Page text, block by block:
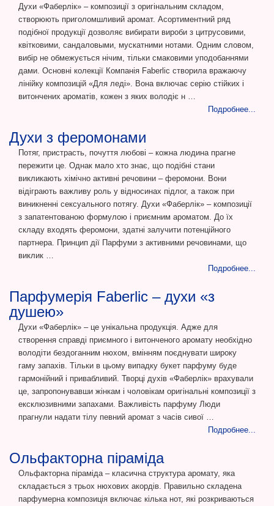
Духи «Фаберлік» – композиції з оригінальним складом,
створюють приголомшливий аромат. Асортиментний ряд
подібної продукції дозволяє вибирати вироби з цитрусовими,
квітковими, сандаловыми, мускатними нотами. Одним словом,
вибір не обмежується нічим, тільки смаковими уподобаннями
дами. Основні колекції Компанія Faberlic створила вражаючу
лінійку композицій «Для леді». Вона включає серію стійких і
витончених ароматів, кожен з яких володіє н …
Подробнее...
Духи з феромонами
Потяг, пристрасть, почуття любові – кожна людина прагне
пережити це. Однак мало хто знає, що подібні стани
викликають хімічно активні речовини – феромони. Вони
відіграють важливу роль у відносинах підлог, а також при
виникненні сексуального потягу. Духи «Фаберлік» – композиції
з запатентованою формулою і приємним ароматом. До їх
складу входять феромони, здатні залучити потенційного
партнера. Принцип дії Парфуми з активними речовинами, що
виклик …
Подробнее...
Парфумерія Faberlic – духи «з
душею»
Духи «Фаберлік» – це унікальна продукція. Адже для
створення справді приємного і витонченого аромату необхідно
володіти бездоганним нюхом, вмінням поєднувати широку
гаму запахів. Тільки в цьому випадку букет парфуму буде
гармонійний і привабливий. Творці духів «Фаберлік» врахували
це, запропонувавши жінкам і чоловікам оригінальні композиції з
ексклюзивними запахами. Важливість парфуму Люди
прагнули надати тілу певний аромат з часів сивої …
Подробнее...
Ольфакторна піраміда
Ольфакторна піраміда – класична структура аромату, яка
складається з трьох нюхових акордів. Правильно складена
парфумерна композиція включає кілька нот, які розкриваються